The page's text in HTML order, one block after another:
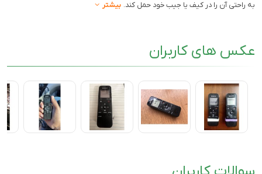
به راحتی آن را در کیف یا جیب خود حمل کند. بیشتر
عکس های کاربران